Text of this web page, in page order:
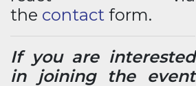
the contact form.
If you are interested
in joining the event